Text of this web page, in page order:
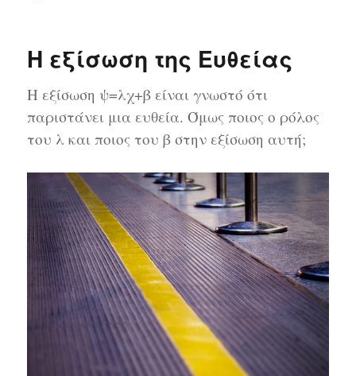
Διεύθυνσης
της
Ευθείας
Η εξίσωση της Ευθείας
Η εξίσωση ψ=λχ+β είναι γνωστό ότι
παριστάνει μια ευθεία. Όμως ποιος ο ρόλος
του λ και ποιος του β στην εξίσωση αυτή;